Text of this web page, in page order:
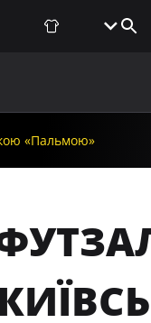
«Пальмою»